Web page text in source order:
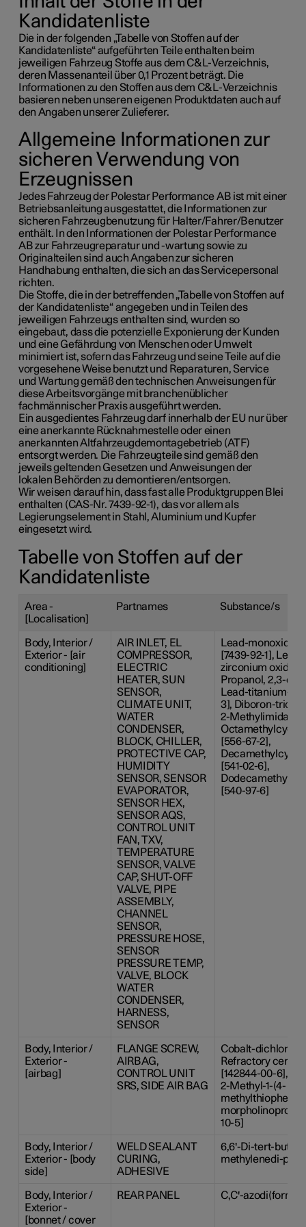
Kandidatenliste
Die in der folgenden „Tabelle von Stoffen auf der
Kandidatenliste“ aufgeführten Teile enthalten beim
jeweiligen Fahrzeug Stoffe aus dem C&L-Verzeichnis,
deren Massenanteil über 0,1 Prozent beträgt. Die
Informationen zu den Stoffen aus dem C&L-Verzeichnis
basieren neben unseren eigenen Produktdaten auch auf
den Angaben unserer Zulieferer.
Allgemeine Informationen zur
sicheren Verwendung von
Erzeugnissen
Jedes Fahrzeug der Polestar Performance AB ist mit einer
Betriebsanleitung ausgestattet, die Informationen zur
sicheren Fahrzeugbenutzung für Halter/Fahrer/Benutzer
enthält. In den Informationen der Polestar Performance
AB zur Fahrzeugreparatur und -wartung sowie zu
Originalteilen sind auch Angaben zur sicheren
Handhabung enthalten, die sich an das Servicepersonal
richten.
Die Stoffe, die in der betreffenden „Tabelle von Stoffen auf
der Kandidatenliste“ angegeben und in Teilen des
jeweiligen Fahrzeugs enthalten sind, wurden so
eingebaut, dass die potenzielle Exponierung der Kunden
und eine Gefährdung von Menschen oder Umwelt
minimiert ist, sofern das Fahrzeug und seine Teile auf die
vorgesehene Weise benutzt und Reparaturen, Service
und Wartung gemäß den technischen Anweisungen für
diese Arbeitsvorgänge mit branchenüblicher
fachmännischer Praxis ausgeführt werden.
Ein ausgedientes Fahrzeug darf innerhalb der EU nur über
eine anerkannte Rücknahmestelle oder einen
anerkannten Altfahrzeugdemontagebetrieb (ATF)
entsorgt werden. Die Fahrzeugteile sind gemäß den
jeweils geltenden Gesetzen und Anweisungen der
lokalen Behörden zu demontieren/entsorgen.
Wir weisen darauf hin, dass fast alle Produktgruppen Blei
enthalten (CAS-Nr. 7439-92-1), das vor allem als
Legierungselement in Stahl, Aluminium und Kupfer
eingesetzt wird.
Tabelle von Stoffen auf der
Kandidatenliste
Area -
[Localisation]
Partnames Substance/s
Body, Interior /
Exterior - [air
conditioning]
AIR INLET, EL
COMPRESSOR,
ELECTRIC
HEATER, SUN
SENSOR,
CLIMATE UNIT,
WATER
CONDENSER,
BLOCK, CHILLER,
PROTECTIVE CAP,
HUMIDITY
SENSOR, SENSOR
EVAPORATOR,
SENSOR HEX,
SENSOR AQS,
CONTROL UNIT
FAN, TXV,
TEMPERATURE
SENSOR, VALVE
CAP, SHUT-OFF
VALVE, PIPE
ASSEMBLY,
CHANNEL
SENSOR,
PRESSURE HOSE,
SENSOR
PRESSURE TEMP,
VALVE, BLOCK
WATER
CONDENSER,
HARNESS,
SENSOR
Lead-monoxide
[7439-92-1], Lead
zirconium oxide
Propanol, 2,3-
Lead-titanium-
3], Diboron-
2-
[556-67-2],
[541-02-6],
[540-97-6]
Body, Interior /
Exterior -
[airbag]
FLANGE SCREW,
AIRBAG,
CONTROL UNIT
SRS, SIDE AIR BAG
Cobalt-dichloride
Refractory
[142844-00-6],
2-Methyl-1-(4-
10-5]
Body, Interior /
Exterior - [body
side]
WELD SEALANT
CURING,
ADHESIVE
6,6'-Di-tert-butyl-
methylenedi-p-
Body, Interior /
Exterior -
[bonnet / cover
REAR PANEL C,C'-